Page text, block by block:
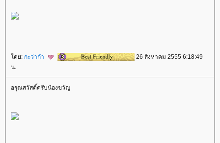
ดย: กะว่าก๋า
26 สิงหาคม 2555 6:18:49
น.
อรุณสวัสดิ์ครับน้องขวัญ